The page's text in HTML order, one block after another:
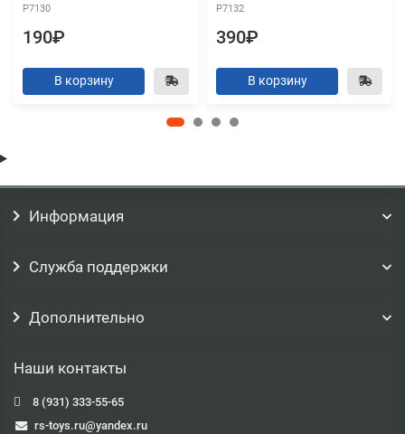
P7130
190₽
В корзину
P7132
390₽
В корзину
Информация
Служба поддержки
Дополнительно
Наши контакты
8 (931) 333-55-65
rs-toys.ru@yandex.ru